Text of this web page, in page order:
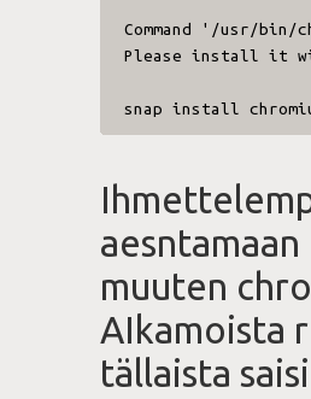
Command '/usr/
Please install it
snap install
muuten
AIkamoista
tällaista